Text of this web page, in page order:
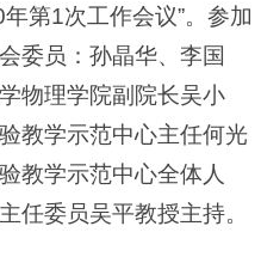
年第1次工作会议”。参加
委员：孙晶华、李国
物理学院副院长吴小
教学示范中心主任何光
教学示范中心全体人
任委员吴平教授主持。